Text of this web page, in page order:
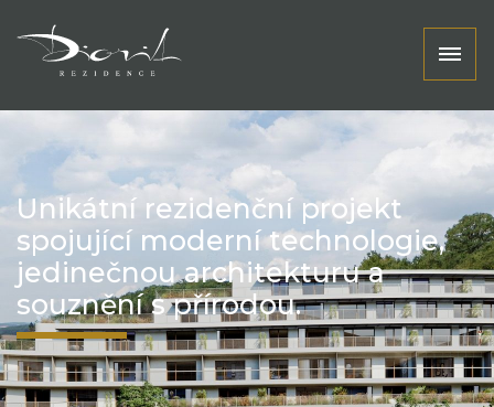
Zdravá chytrá domácnost.